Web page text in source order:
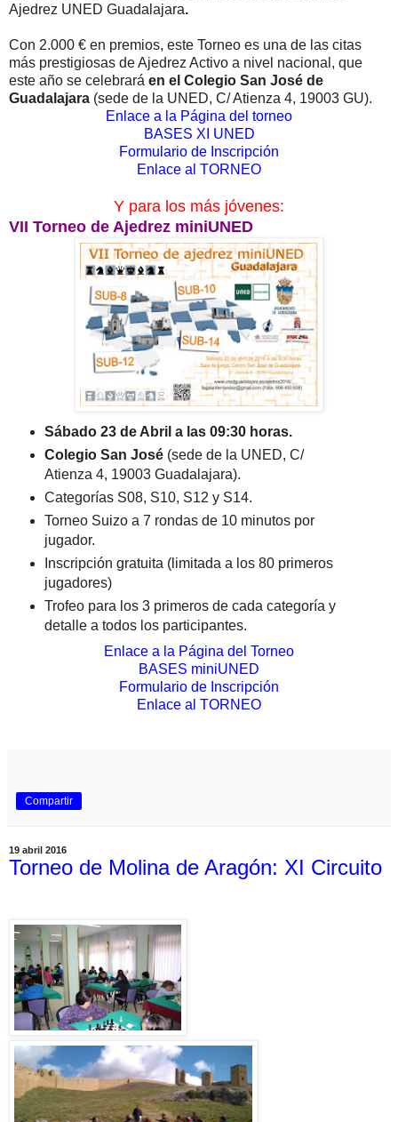
Ajedrez UNED Guadalajara.
Con 2.000 € en premios, este Torneo es una de las citas
más prestigiosas de Ajedrez Activo a nivel nacional, que
este año se celebrará en el Colegio San José de
Guadalajara (sede de la UNED, C/ Atienza 4, 19003 GU).
Enlace a la Página del torneo
BASES XI UNED
Formulario de Inscripción
Enlace al TORNEO
Y para los más jóvenes:
VII Torneo de Ajedrez miniUNED
Sábado 23 de Abril a las 09:30 horas.
Colegio San José(sede de la UNED, C/
Atienza 4, 19003 Guadalajara).
Categorías S08, S10, S12 y S14.
Torneo Suizo a 7 rondas de 10 minutos por
jugador.
Inscripción gratuita (limitada a los 80 primeros
jugadores)
Trofeo para los 3 primeros de cada categoría y
detalle a todos los participantes.
Enlace a la Página del Torneo
BASES miniUNED
Formulario de Inscripción
Enlace al TORNEO
Compartir
19 abril 2016
Torneo de Molina de Aragón: XI Circuito